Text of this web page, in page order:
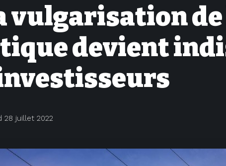
vulgarisation
devient
28 juillet 2022